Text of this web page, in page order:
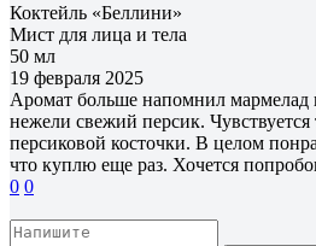
Коктейль «Беллини»
Мист для лица и тела
50 мл
19 февраля 2025
Аромат больше напомнил мармелад
нежели свежий персик. Чувствуется
персиковой косточки. В целом
что куплю еще раз. Хочется
0 0